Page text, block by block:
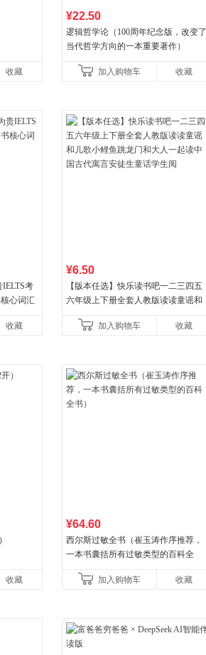
收藏
¥22.50
逻辑哲学论（100周年纪念版，改变了
当代哲学方向的一本重要著作）
加入购物车 收藏
考
心词汇
收藏
¥6.50
【版本任选】快乐读书吧一二三四五
六年级上下册全套人教版读读童谣和
古代寓言安徒生童话学生阅
加入购物车 收藏
收藏
¥64.60
西尔斯过敏全书（崔玉涛作序推荐，
一本书囊括所有过敏类型的百科全
加入购物车
收藏